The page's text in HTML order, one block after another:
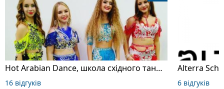
Hot Arabian Dance, школа східного танцю
16 відгуків
6 відгуків